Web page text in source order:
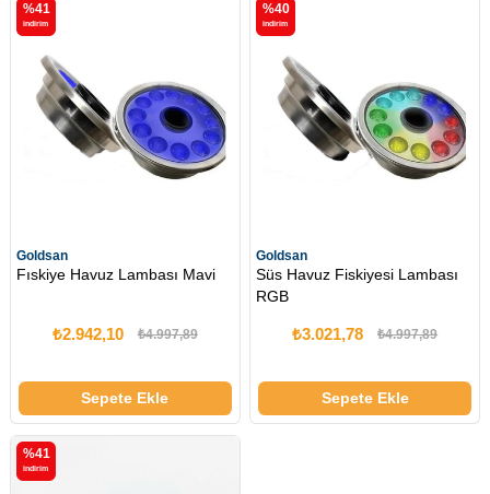
Goldsan
Fıskiye Havuz Lambası Mavi
₺2.942,10 ₺4.997,89
Sepete Ekle
%41
i̇ndirim
Goldsan
Süs Havuz Fiskiyesi Lambası
RGB
₺3.021,78 ₺4.997,89
Sepete Ekle
%40
i̇ndirim
%41
i̇ndirim